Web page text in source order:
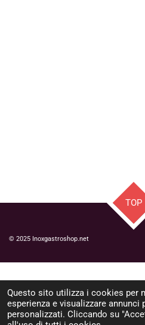
Questo sito utilizza i cookies per
esperienza e visualizzare annunci
personalizzati. Cliccando su
TOP
© 2025 Inoxgastroshop.net